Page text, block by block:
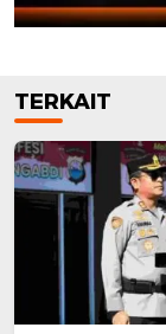
TERKAIT